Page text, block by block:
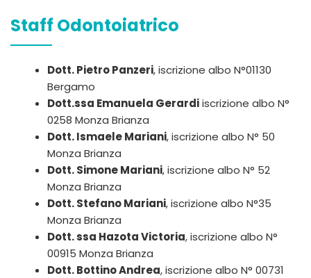
Staff Odontoiatrico
Dott. Pietro Panzeri, iscrizione albo N°01130
Bergamo
Dott.ssa Emanuela Gerardiiscrizione albo N°
0258 Monza Brianza
Dott. Ismaele Mariani, iscrizione albo N° 50
Monza Brianza
Dott. Simone Mariani, iscrizione albo N° 52
Monza Brianza
Dott. Stefano Mariani, iscrizione albo N°35
Monza Brianza
Dott. ssa Hazota Victoria, iscrizione albo N°
00915 Monza Brianza
Dott. Bottino Andrea, iscrizione albo N° 00731